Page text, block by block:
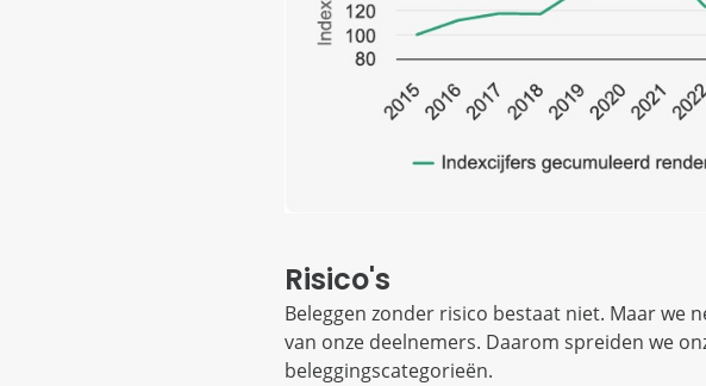
Risico's
Beleggen zonder risico bestaat niet. Maar we
van onze deelnemers. Daarom spreiden we
beleggingscategorieën.